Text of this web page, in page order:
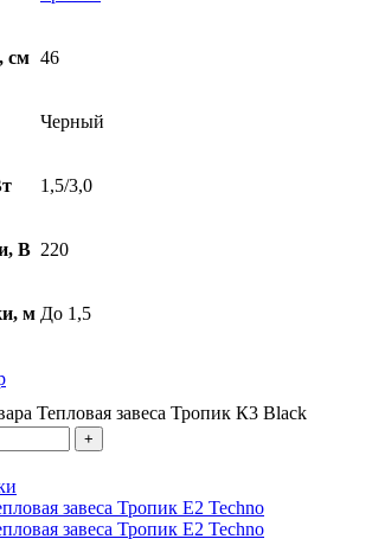
см 46
Черный
1,5/3,0
В 220
м До 1,5
Тепловая завеса Тропик К3 Black